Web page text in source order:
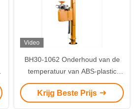
Video
BH30-1062 Onderhoud van de
temperatuur van ABS-plastic
gehard oogwasstation
Krijg Beste Prijs